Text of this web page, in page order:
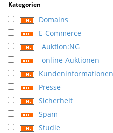
Kategorien
Domains
E-Commerce
Auktion:NG
online-Auktionen
Kundeninformationen
Presse
Sicherheit
Spam
Studie